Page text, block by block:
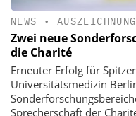
NEWS •
Zwei neue
die Charité
Erneuter Erfolg für
Universitätsmedizin
Sprecherschaft der